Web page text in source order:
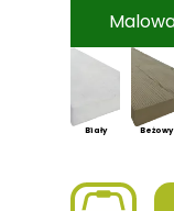
Biały Beżowy